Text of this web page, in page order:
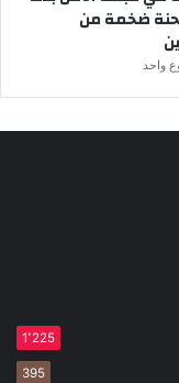
ضخمة من
واحد
1٬225
395